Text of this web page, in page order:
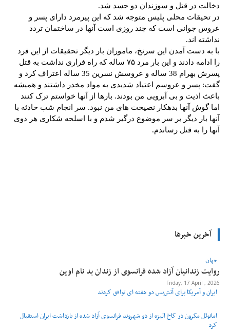
دخالت در قتل و سوزندان دو جسد شد.
در تحیقات محلی پلیس متوجه شد که این پیرمرد دارای پسر و
عروس جوانی است که چند روزی است آنها در ساختمان تردد
نداشته اند.
با به دست آمدن این سرنخ، ماموران بار دیگر تحقیقات از این فرد
را ادامه دادند و این بار مرد ۷۵ ساله که راه فراری نداشت به قتل
پسرش بهرام 38 ساله و عروسش نسرین 35 ساله اعتراف کرد و
گفت: پسر و عروسم اعتیاد شدیدی به مواد مخدر داشتند و همیشه
باعث اذیت و بی آبرویی من بودند. بارها از آنها خواستم ترک کنند
اما گوش آنها بدهکار نصیحت های من نبود. سر انجام شب حادثه با
آنها بار دیگر بر سر موضوع درگیر شدم و با اسلحه شکاری هر دوی
آنها را به قتل رساندم.
آخرین خبرها
جهان
روایت زندانیان آزاد شده فرانسوی از زندان ‌بد نام اوین
Friday, 17 April , 2026
ایران و آمریکا برای آتش‌بس دو هفته‌ ای توافق کردند
امانوئل مکرون در کاخ الیزه از دو شهروند فرانسوی آزاد شده از بازداشت ایران استقبال
کرد